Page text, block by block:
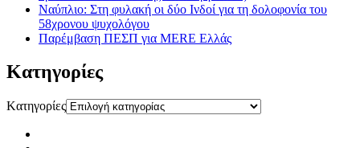
Ναύπλιο: Στη φυλακή οι δύο Ινδοί για τη δολοφονία του
58χρονου ψυχολόγου
Παρέμβαση ΠΕΣΠ για MERE Ελλάς
Kατηγορίες
Kατηγορίες